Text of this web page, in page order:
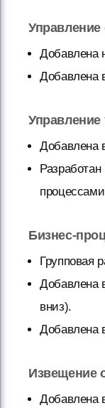
Управление
Добавлена
Добавлена
Управление
Добавлена
Бизнес-
Групповая
Добавлена
вниз).
Добавлена
Извещение
Добавлена